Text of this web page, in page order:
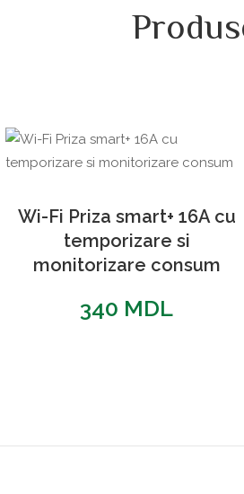
Wi-Fi Priza smart+ 16A cu
temporizare si
monitorizare consum
340 MDL